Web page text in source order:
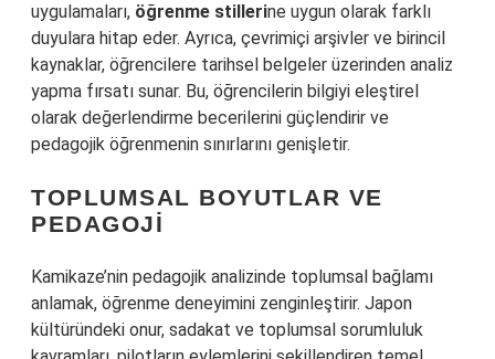
uygulamaları, öğrenme stillerine uygun olarak farklı
duyulara hitap eder. Ayrıca, çevrimiçi arşivler ve birincil
kaynaklar, öğrencilere tarihsel belgeler üzerinden analiz
yapma fırsatı sunar. Bu, öğrencilerin bilgiyi eleştirel
olarak değerlendirme becerilerini güçlendirir ve
pedagojik öğrenmenin sınırlarını genişletir.
TOPLUMSAL BOYUTLAR VE
PEDAGOJI
Kamikaze’nin pedagojik analizinde toplumsal bağlamı
anlamak, öğrenme deneyimini zenginleştirir. Japon
kültüründeki onur, sadakat ve toplumsal sorumluluk